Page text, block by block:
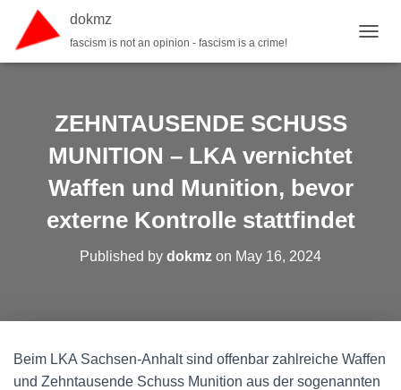
dokmz
fascism is not an opinion - fascism is a crime!
ZEHNTAUSENDE SCHUSS
MUNITION – LKA vernichtet
Waffen und Munition, bevor
externe Kontrolle stattfindet
Published by dokmz on May 16, 2024
Beim LKA Sachsen-Anhalt sind offenbar zahlreiche Waffen
und Zehntausende Schuss Munition aus der sogenannten